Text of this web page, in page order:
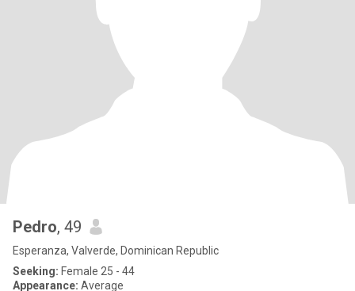
Pedro, 49
Esperanza, Valverde, Dominican Republic
Seeking: Female 25 - 44
Appearance: Average